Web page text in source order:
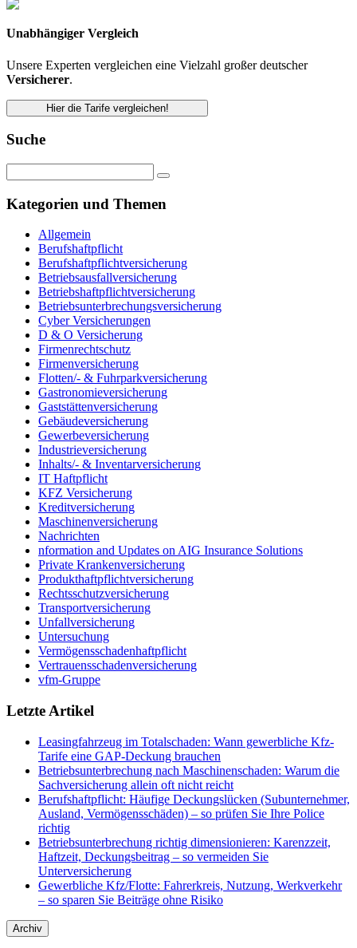
Unabhängiger Vergleich
Unsere Experten vergleichen eine Vielzahl großer deutscher
Versicherer.
Hier die Tarife vergleichen!
Suche
Kategorien und Themen
Allgemein
Berufshaftpflicht
Berufshaftpflichtversicherung
Betriebsausfallversicherung
Betriebshaftpflichtversicherung
Betriebsunterbrechungsversicherung
Cyber Versicherungen
D & O Versicherung
Firmenrechtschutz
Firmenversicherung
Flotten/- & Fuhrparkversicherung
Gastronomieversicherung
Gaststättenversicherung
Gebäudeversicherung
Gewerbeversicherung
Industrieversicherung
Inhalts/- & Inventarversicherung
IT Haftpflicht
KFZ Versicherung
Kreditversicherung
Maschinenversicherung
Nachrichten
nformation and Updates on AIG Insurance Solutions
Private Krankenversicherung
Produkthaftpflichtversicherung
Rechtsschutzversicherung
Transportversicherung
Unfallversicherung
Untersuchung
Vermögensschadenhaftpflicht
Vertrauensschadenversicherung
vfm-Gruppe
Letzte Artikel
Leasingfahrzeug im Totalschaden: Wann gewerbliche Kfz-
Tarife eine GAP-Deckung brauchen
Betriebsunterbrechung nach Maschinenschaden: Warum die
Sachversicherung allein oft nicht reicht
Berufshaftpflicht: Häufige Deckungslücken (Subunternehmer,
Ausland, Vermögensschäden) – so prüfen Sie Ihre Police
richtig
Betriebsunterbrechung richtig dimensionieren: Karenzzeit,
Haftzeit, Deckungsbeitrag – so vermeiden Sie
Unterversicherung
Gewerbliche Kfz/Flotte: Fahrerkreis, Nutzung, Werkverkehr
– so sparen Sie Beiträge ohne Risiko
Archiv